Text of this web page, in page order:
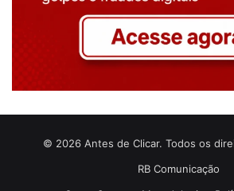
© 2026 Antes de Clicar. Todos os
RB Comunicação